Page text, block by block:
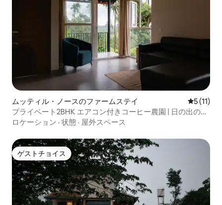
ムッティル・ノースのファームステイ レビュー
5 (11)
プライベート2BHK エアコン付きコーヒー農園 | 日の出の眺
望
ロケーション · 状態 · 屋外スペース
ゲストチョイス
ゲストチョイス